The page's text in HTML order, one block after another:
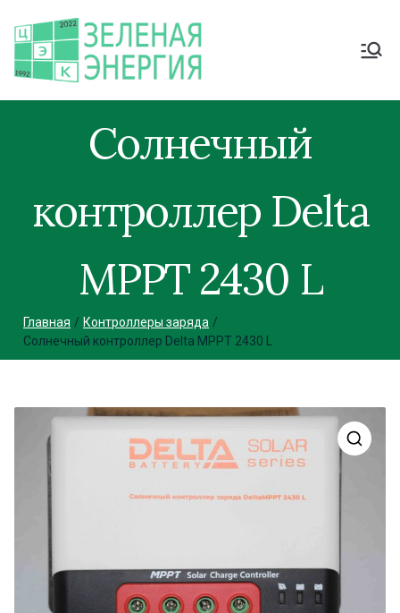
Солнечный
контроллер Delta
MPPT 2430 L
Главная
Контроллеры заряда
Солнечный контроллер Delta MPPT 2430 L